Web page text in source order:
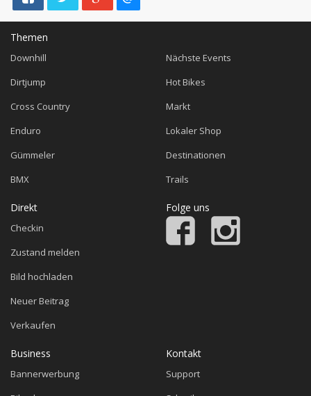
Themen
Downhill
Dirtjump
Cross Country
Enduro
Gümmeler
BMX
Nächste Events
Hot Bikes
Markt
Lokaler Shop
Destinationen
Trails
Direkt
Checkin
Zustand melden
Bild hochladen
Neuer Beitrag
Verkaufen
Folge uns
Business
Bannerwerbung
Kontakt
Support